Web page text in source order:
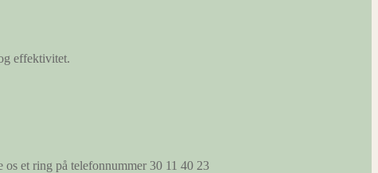
effektivitet.
os et ring på telefonnummer 30 11 40 23